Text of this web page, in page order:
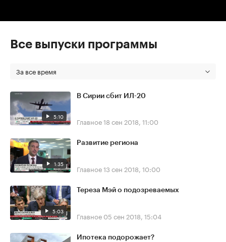
Все выпуски программы
За все время
5:10
В Сирии сбит ИЛ-20
Главное18 сен 2018, 11:00
1:35
Развитие региона
Главное13 сен 2018, 10:00
5:03
Тереза Мэй о подозреваемых
Главное 05 сен 2018, 15:04
Ипотека подорожает?